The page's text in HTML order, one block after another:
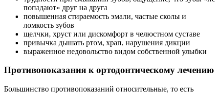
попадают» друг на друга
повышенная стираемость эмали, частые сколы и
ломкость зубов
щелчки, хруст или дискомфорт в челюстном суставе
привычка дышать ртом, храп, нарушения дикции
выраженное недовольство видом собственной улыбки
Противопоказания к ортодонтическому лечению
Большинство противопоказаний относительные, то есть